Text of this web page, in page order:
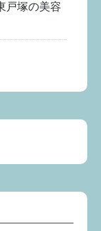
戸塚の美容